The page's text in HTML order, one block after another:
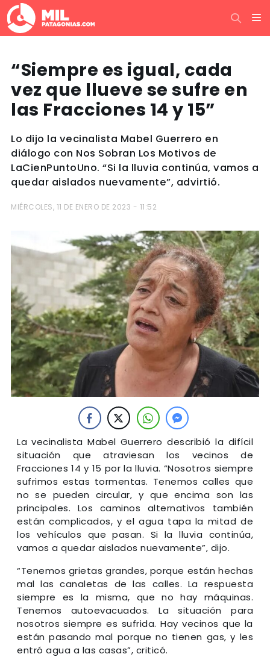
“Siempre es igual, cada
vez que llueve se sufre en
las Fracciones 14 y 15”
Lo dijo la vecinalista Mabel Guerrero en
diálogo con Nos Sobran Los Motivos de
LaCienPuntoUno. “Si la lluvia continúa, vamos a
quedar aislados nuevamente”, advirtió.
MIÉRCOLES, 11 DE ENERO DE 2023 - 11:52
La vecinalista Mabel Guerrero describió la difícil
situación que atraviesan los vecinos de
Fracciones 14 y 15 por la lluvia. “Nosotros siempre
sufrimos estas tormentas. Tenemos calles que
no se pueden circular, y que encima son las
principales. Los caminos alternativos también
están complicados, y el agua tapa la mitad de
los vehículos que pasan. Si la lluvia continúa,
vamos a quedar aislados nuevamente”, dijo.
“Tenemos grietas grandes, porque están hechas
mal las canaletas de las calles. La respuesta
siempre es la misma, que no hay máquinas.
Tenemos autoevacuados. La situación para
nosotros siempre es sufrida. Hay vecinos que la
están pasando mal porque no tienen gas, y les
entró agua a las casas”, criticó.